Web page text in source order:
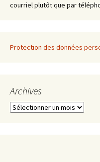
courriel plutôt que par
Protection des données
Archives
A